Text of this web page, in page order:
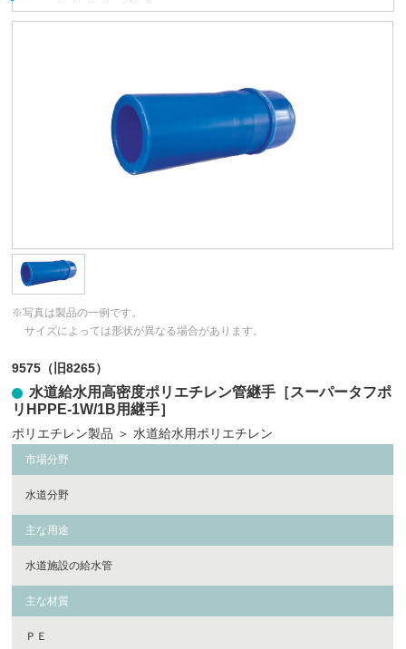
※写真は製品の一例です。
サイズによっては形状が異なる場合があります。
9575（旧8265）
水道給水用高密度ポリエチレン管継手［スーパータフポ
リHPPE-1W/1B用継手］
ポリエチレン製品 ＞ 水道給水用ポリエチレン
市場分野
水道分野
主な用途
水道施設の給水管
主な材質
ＰＥ